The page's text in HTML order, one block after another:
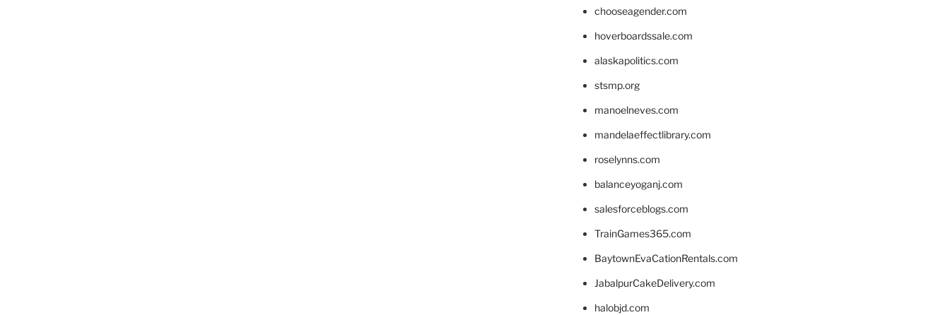
chooseagender.com
hoverboardssale.com
alaskapolitics.com
stsmp.org
manoelneves.com
mandelaeffectlibrary.com
roselynns.com
balanceyoganj.com
salesforceblogs.com
TrainGames365.com
BaytownEvaCationRentals.com
JabalpurCakeDelivery.com
halobjd.com